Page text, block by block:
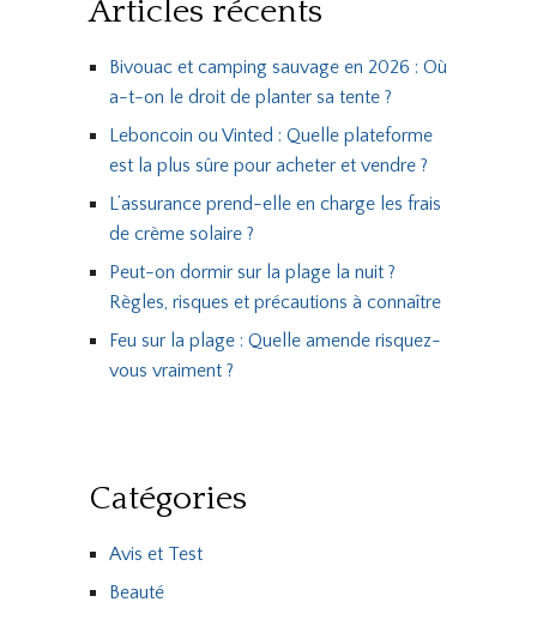
Articles récents
Bivouac et camping sauvage en 2026 : Où
a-t-on le droit de planter sa tente ?
Leboncoin ou Vinted : Quelle plateforme
est la plus sûre pour acheter et vendre ?
L’assurance prend-elle en charge les frais
de crème solaire ?
Peut-on dormir sur la plage la nuit ?
Règles, risques et précautions à connaître
Feu sur la plage : Quelle amende risquez-
vous vraiment ?
Catégories
Avis et Test
Beauté